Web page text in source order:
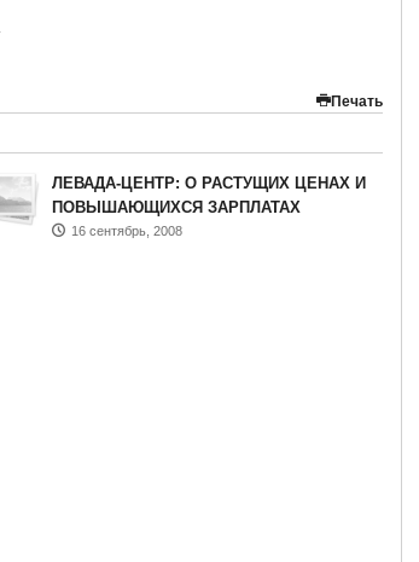
Печать
ЛЕВАДА-ЦЕНТР: О РАСТУЩИХ ЦЕНАХ И
ПОВЫШАЮЩИХСЯ ЗАРПЛАТАХ
16 сентябрь, 2008